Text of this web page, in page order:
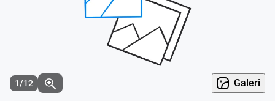
1/12 Galeri